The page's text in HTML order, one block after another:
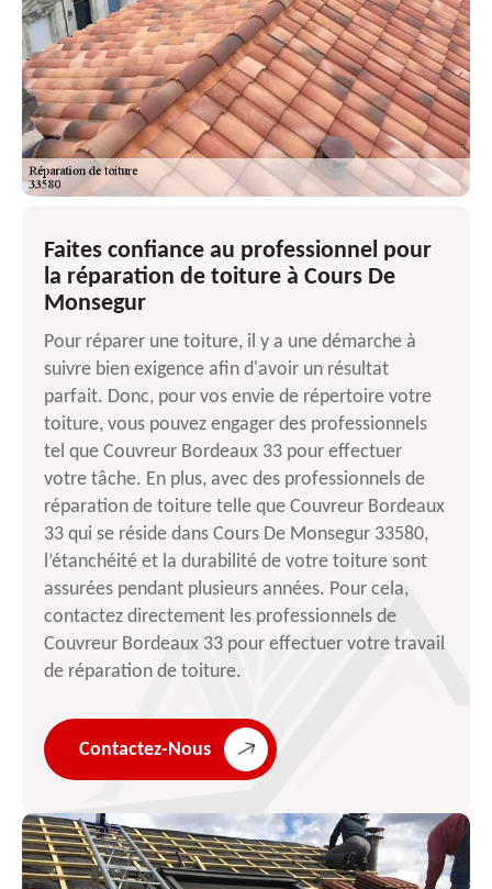
Faites confiance au professionnel pour
la réparation de toiture à Cours De
Monsegur
Pour réparer une toiture, il y a une démarche à
suivre bien exigence afin d'avoir un résultat
parfait. Donc, pour vos envie de répertoire votre
toiture, vous pouvez engager des professionnels
tel que Couvreur Bordeaux 33 pour effectuer
votre tâche. En plus, avec des professionnels de
réparation de toiture telle que Couvreur Bordeaux
33 qui se réside dans Cours De Monsegur 33580,
l’étanchéité et la durabilité de votre toiture sont
assurées pendant plusieurs années. Pour cela,
contactez directement les professionnels de
Couvreur Bordeaux 33 pour effectuer votre travail
de réparation de toiture.
Contactez-Nous